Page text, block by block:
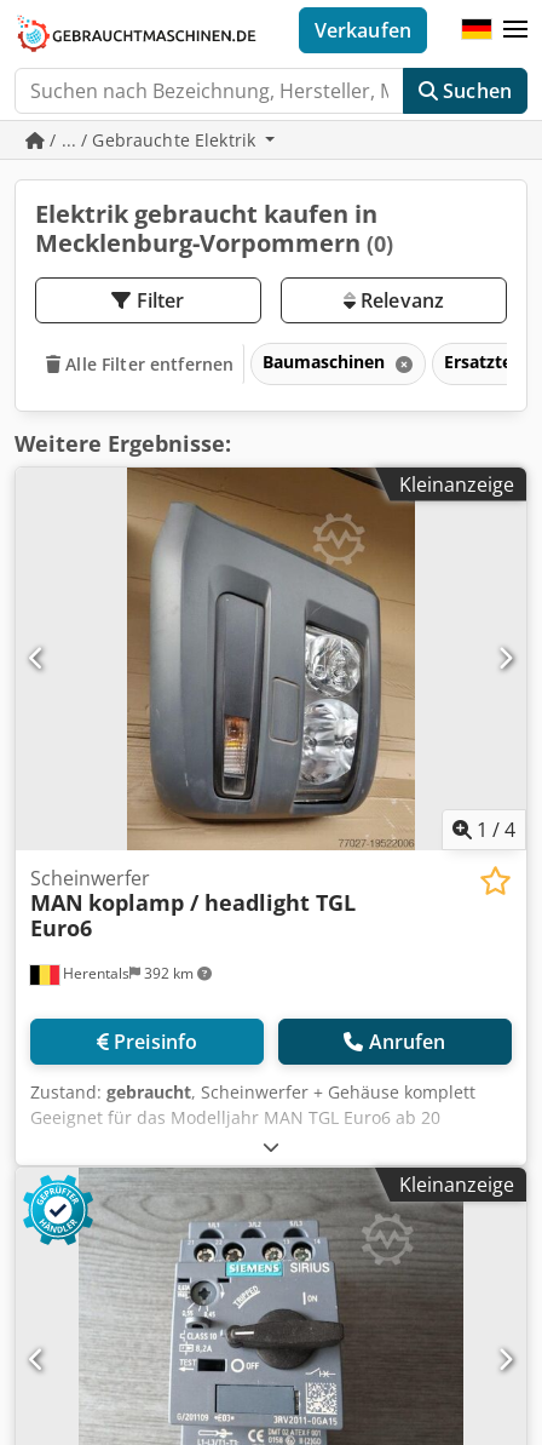
Suchen
Verkaufen
/ ... / Gebrauchte Elektrik
Elektrik gebraucht kaufen in
Mecklenburg-Vorpommern (0)
Filter Relevanz
Alle Filter entfernen Baumaschinen Ersatzteile
Weitere Ergebnisse:
Kleinanzeige
1 /4
Herentals 392 km
Scheinwerfer
MAN koplamp / headlight TGL
Euro6
Preisinfo Anrufen
Zustand: gebraucht, Scheinwerfer + Gehäuse komplett
Geeignet für das Modelljahr MAN TGL Euro6 ab 20
Cevoman bvba. Dcjdpfx Ajwx Er Ajlgjk Lenskensdijk 5 2200
Herentals Belgien
Kleinanzeige